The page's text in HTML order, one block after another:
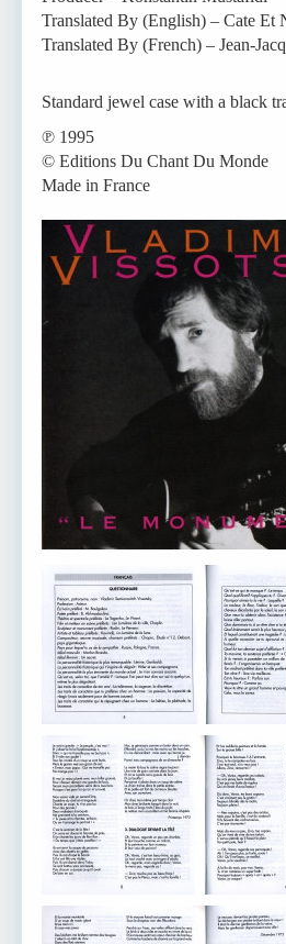
Translated By (English) – Cate Et
Translated By (French) – Jean-
Standard jewel case with a black
℗ 1995
© Editions Du Chant Du Monde
Made in France